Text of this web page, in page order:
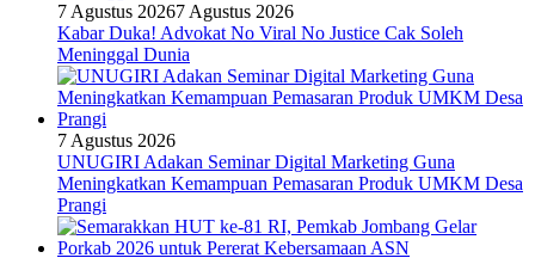
7 Agustus 20267 Agustus 2026
Kabar Duka! Advokat No Viral No Justice Cak Soleh
Meninggal Dunia
7 Agustus 2026
UNUGIRI Adakan Seminar Digital Marketing Guna
Meningkatkan Kemampuan Pemasaran Produk UMKM Desa
Prangi